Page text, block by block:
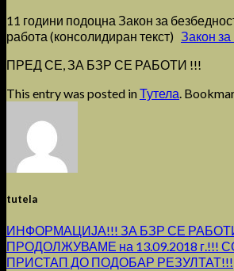
11 години подоцна Закон за
работа (консолидиран текст) Закон
ПРЕД СЕ, ЗА БЗР СЕ РАБОТИ !!!
This entry was posted inТутела.
tutela
ИНФОРМАЦИЈА!!! ЗА БЗР СЕ
ПРОДОЛЖУВАМЕ на 13.09.2018 г.!!!
ПРИСТАП ДО ПОДОБАР РЕЗУЛТАТ!!!